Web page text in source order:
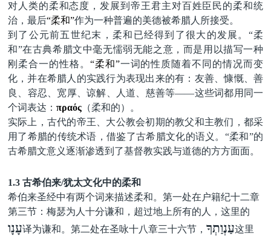
对人类的柔和态度，发展到帝王君主对百姓臣民的柔和统
治，最后“柔和”作为一种普遍的美德被希腊人所接受。
到了公元前五世纪末，柔和已经得到了很大的发展。 “柔
和”在古典希腊文中毫无懦弱无能之意，而是用以描写一种
刚柔合一的性格 。 “柔和”一词的性质随着不同的情况而变
化，并在希腊人的实践行为表现出来的有：友善、慷慨、善
良、容忍、宽厚、谅解、人道、慈善等——这些词都用同一
个词表达： πραός （柔和的）。
实际上，古代的帝王、大公教会初期的教父和主教们，都采
用了希腊的传统术语，借鉴了古希腊文化的语义。 “柔和”的
古希腊文意义逐渐渗透到了基督教实践与道德的方方面面。
1.3 古希伯来/犹太文化中的柔和
希伯来圣经中有两个词来描述柔和。第一处在户籍纪十二章
第三节：梅瑟为人十分谦和，超过地上所有的人，这里的
עָנָו译为谦和。第二处在圣咏十八章三十六节， עַנְוַתְךָ这里